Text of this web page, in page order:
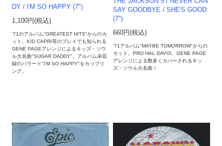
DY / I'M SO HAPPY (7")
1,100円(税込)
'71のアルバム"GREATEST HITS"からのカ
ット。KID CAPRI等のプレイでも知られる
GENE PAGEアレンジによるキッズ・ソウ
ル大名曲"SUGAR DADDY"、アルバム未収
録のバラード"I'M SO HAPPY"をカップリ
ング。
SAY GOODBYE / SHE'S GOOD
(7")
660円(税込)
'71アルバム"MAYBE TOMORROW"からの
カット。PRO HAL DAVIS、GENE PAGE
アレンジによる数多くカバーされるキッ
ズ・ソウル大名曲！